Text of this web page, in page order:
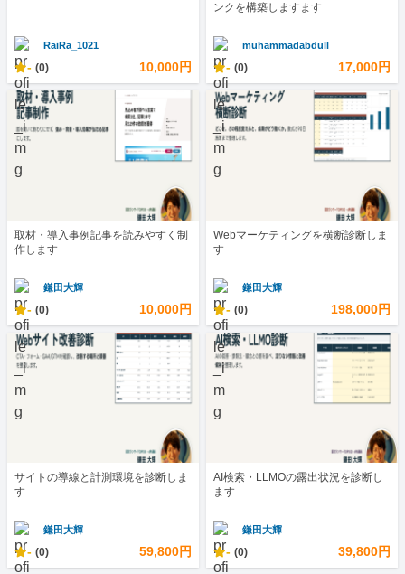
RaiRa_1021
- (0) 10,000円
ンクを構築しますます
muhammadabdull
- (0) 17,000円
取材・導入事例記事を読みやすく制
作します
鎌田大輝
- (0) 10,000円
Webマーケティングを横断診断しま
す
鎌田大輝
- (0) 198,000円
サイトの導線と計測環境を診断しま
す
鎌田大輝
- (0) 59,800円
AI検索・LLMOの露出状況を診断し
ます
鎌田大輝
- (0) 39,800円